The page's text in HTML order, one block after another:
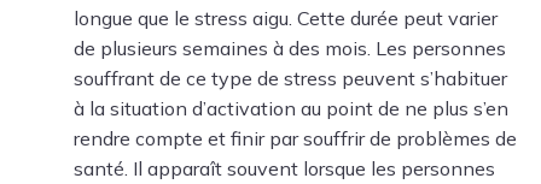
longue que le stress aigu. Cette durée peut varier
de plusieurs semaines à des mois. Les personnes
souffrant de ce type de stress peuvent s’habituer
à la situation d’activation au point de ne plus s’en
rendre compte et finir par souffrir de problèmes de
santé. Il apparaît souvent lorsque les personnes